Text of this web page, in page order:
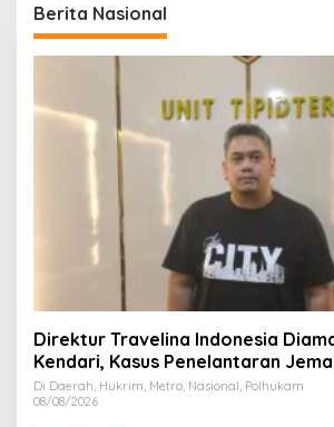
Berita Nasional
Direktur Travelina Indonesia
Kendari, Kasus Penelantaran
Masuk Babak Baru
Di Daerah, Hukrim, Metro, Nasional, Polhukam
08/08/2026